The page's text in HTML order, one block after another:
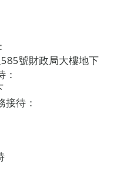
號財政局大樓地下
待：